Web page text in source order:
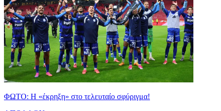
ΦΩΤΟ: Η «έκρηξη» στο τελευταίο σφύριγμα!